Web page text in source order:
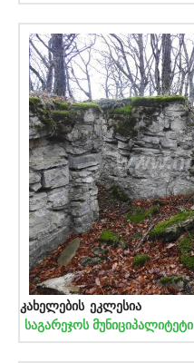
კახელების ეკლესია
საგარეჯოს მუნიციპალიტეტი